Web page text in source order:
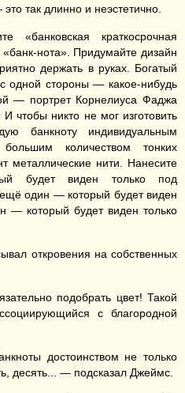
так длинно и неэстетично.
краткосрочная
нота». Придумайте дизайн
держать в руках. Богатый
одной стороны — какое-нибудь
— портрет Корнелиуса Фаджа
чтобы никто не мог изготовить
банкноту индивидуальным
количеством тонких
металлические нити. Нанесите
будет виден только под
один — который будет виден
— который будет виден только
откровения на собственных
подобрать цвет! Такой
с благородной
достоинством не только
десять... — подсказал Джеймс.